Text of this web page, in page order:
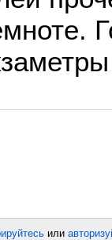
или